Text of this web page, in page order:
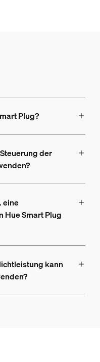
Plug?
der
eine
Hue Smart Plug
kann